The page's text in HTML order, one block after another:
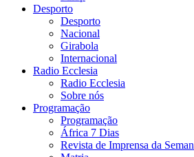
Desporto
Desporto
Nacional
Girabola
Internacional
Radio Ecclesia
Radio Ecclesia
Sobre nós
Programação
Programação
África 7 Dias
Revista de Imprensa da